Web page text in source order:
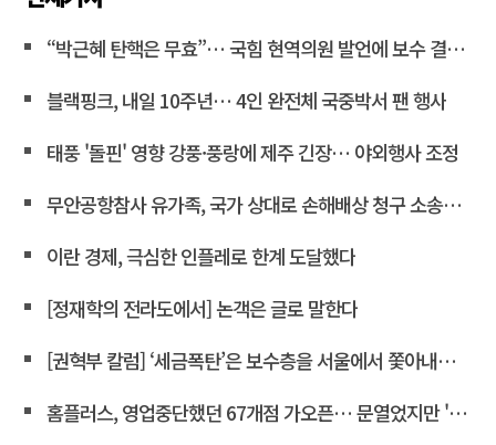
“박근혜 탄핵은 무효”… 국힘 현역의원 발언에 보수 결집 목소리 고조
블랙핑크, 내일 10주년… 4인 완전체 국중박서 팬 행사
태풍 '돌핀' 영향 강풍·풍랑에 제주 긴장… 야외행사 조정
무안공항참사 유가족, 국가 상대로 손해배상 청구 소송한다
이란 경제, 극심한 인플레로 한계 도달했다
[정재학의 전라도에서] 논객은 글로 말한다
[권혁부 칼럼] ‘세금폭탄’은 보수층을 서울에서 쫓아내려는 계획
홈플러스, 영업중단했던 67개점 가오픈… 문열었지만 '텅빈 매대'